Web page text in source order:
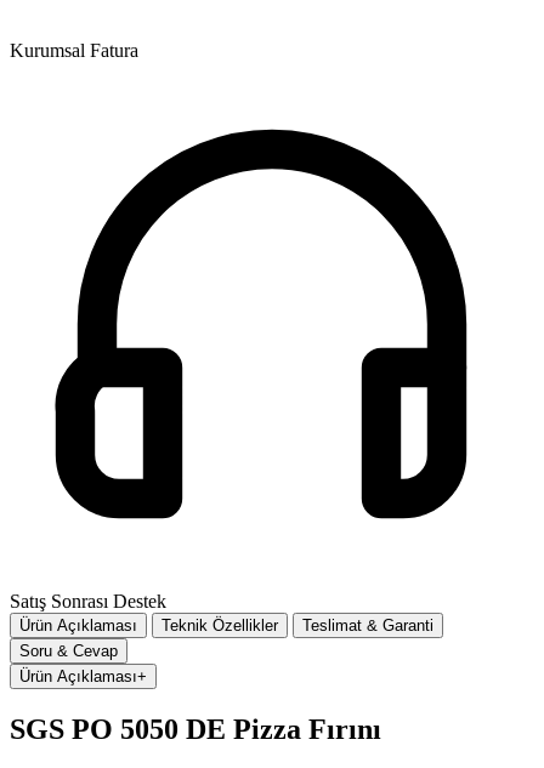
Kurumsal Fatura
Satış Sonrası Destek
Ürün Açıklaması Teknik Özellikler
Teslimat & Garanti
Soru & Cevap
Ürün Açıklaması+
SGS PO 5050 DE Pizza Fırını